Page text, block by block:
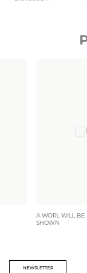
NEWSLETTER
A WORL WILL BE
SHOWN